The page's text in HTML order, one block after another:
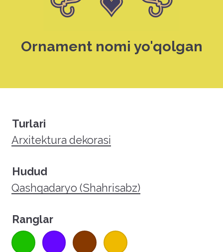
Ornament nomi yo'qolgan
Turlari
Arxitektura dekorasi
Hudud
Qashqadaryo (Shahrisabz)
Ranglar